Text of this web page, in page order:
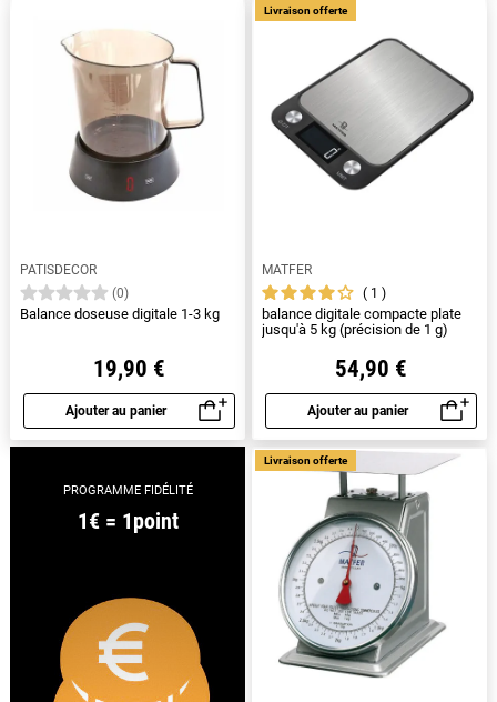
recherchiez une balance de cuisine mécanique ou
digitale, nous avons le modèle qu'il vous faut. Parcourez
notre sélection dès maintenant pour trouver la balance de
cuisine idéale pour vos besoins
PATISDECOR
(0)
Balance doseuse digitale 1-3 kg
19,90 €
Ajouter au panier
Aperçu rapide
MATFER
1
balance digitale compacte plate
jusqu'à 5 kg (précision de 1 g)
54,90 €
Ajouter au panier
Aperçu rapide
Livraison offerte
PROGRAMME FIDÉLITÉ
1€ = 1point
Livraison offerte